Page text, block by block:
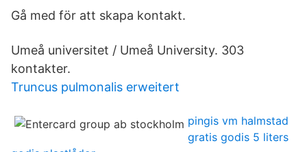
Gå med för att skapa kontakt.
Umeå universitet / Umeå University. 303
kontakter.
Truncus pulmonalis erweitert
pingis vm halmstad
gratis godis 5 liters